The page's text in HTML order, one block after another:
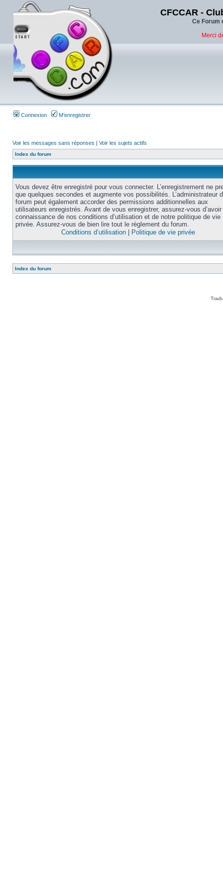
CFCCAR -
Ce Forum
Merci
Connexion M’enregistrer
Voir les messages sans réponses | Voir les sujets actifs
Index du forum
Vous devez être enregistré pour vous connecter. L’enregistrement ne
que quelques secondes et augmente vos possibilités. L’administrateur
forum peut également accorder des permissions additionnelles aux
utilisateurs enregistrés. Avant de vous enregistrer, assurez-vous
connaissance de nos conditions d’utilisation et de notre politique de vie
privée. Assurez-vous de bien lire tout le règlement du forum.
Conditions d’utilisation
Politique de vie privée
Index du forum